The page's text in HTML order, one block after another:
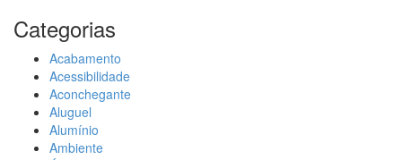
Categorias
Acabamento
Acessibilidade
Aconchegante
Aluguel
Alumínio
Ambiente